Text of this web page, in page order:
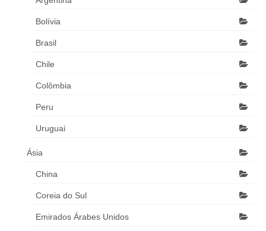
Bolívia
Brasil
Chile
Colômbia
Peru
Uruguai
Ásia
China
Coreia do Sul
Emirados Árabes Unidos